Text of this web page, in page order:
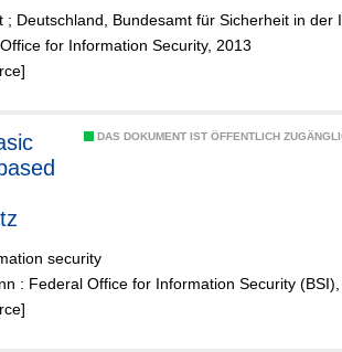
; Deutschland, Bundesamt für Sicherheit in der
for Information Security, 2013
DAS DOKUMENT IST ÖFFENTLICH
security
: Federal Office for Information Security